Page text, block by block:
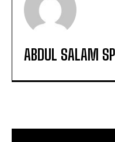
ABDUL SALAM